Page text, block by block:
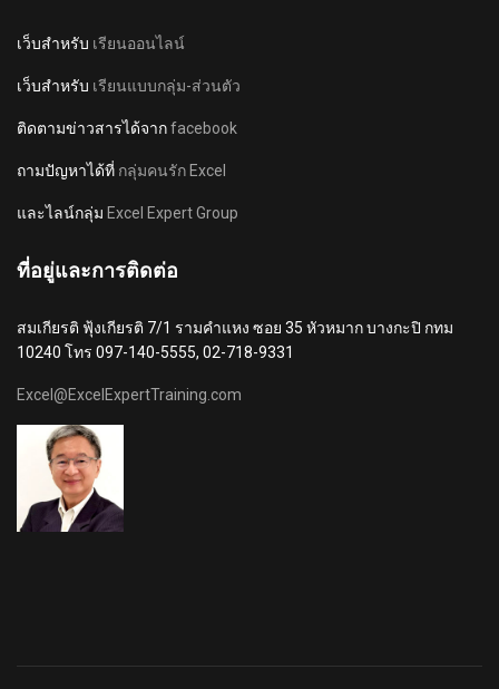
เว็บสำหรับ เรียนออนไลน์
เว็บสำหรับ เรียนแบบกลุ่ม-ส่วนตัว
ติดตามข่าวสารได้จากfacebook
ถามปัญหาได้ที่ กลุ่มคนรัก Excel
และไลน์กลุ่ม Excel Expert Group
ที่อยู่และการติดต่อ
สมเกียรติ ฟุ้งเกียรติ 7/1 รามคำแหง ซอย 35 หัวหมาก บางกะปิ กทม
10240 โทร 097-140-5555, 02-718-9331
Excel@ExcelExpertTraining.com